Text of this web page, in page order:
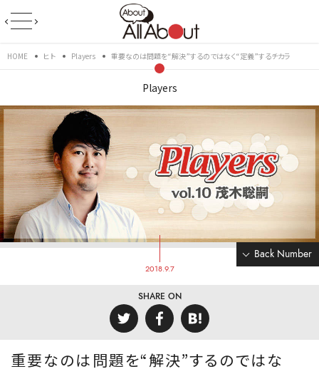
HOME ヒト Players 重要なのは問題を“解決”するのではなく“定義”するチカラ
Players
Back Number
2018.9.7
SHARE ON
重要なのは問題を“解決”するのではな